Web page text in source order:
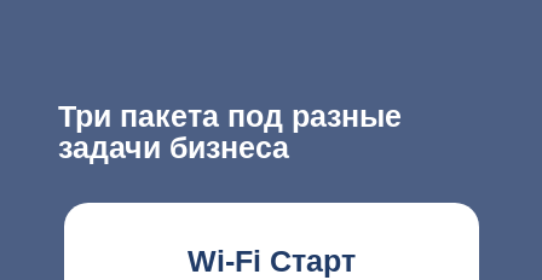
Три пакета под разные
задачи бизнеса
Wi-Fi Старт